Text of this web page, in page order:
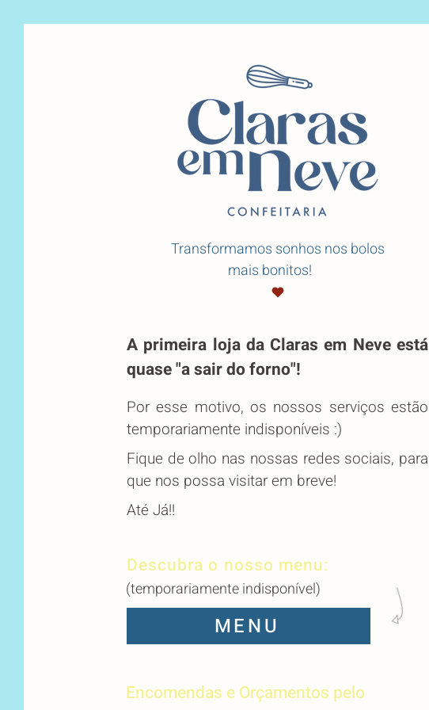
Transformamos sonhos nos bolos
mais bonitos!
A primeira loja da Claras em Neve está
quase "a sair do forno"!
Por esse motivo, os nossos serviços estão
temporariamente indisponíveis :)
Fique de olho nas nossas redes sociais, para
que nos possa visitar em breve!
Até Já!!
Descubra o nosso menu:
MENU
(temporariamente indisponível)
Encomendas e Orçamentos pelo